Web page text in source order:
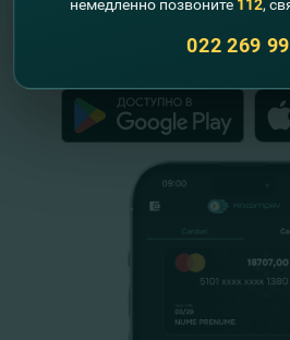
FinComPay
немедленно позвоните 112,
022 269